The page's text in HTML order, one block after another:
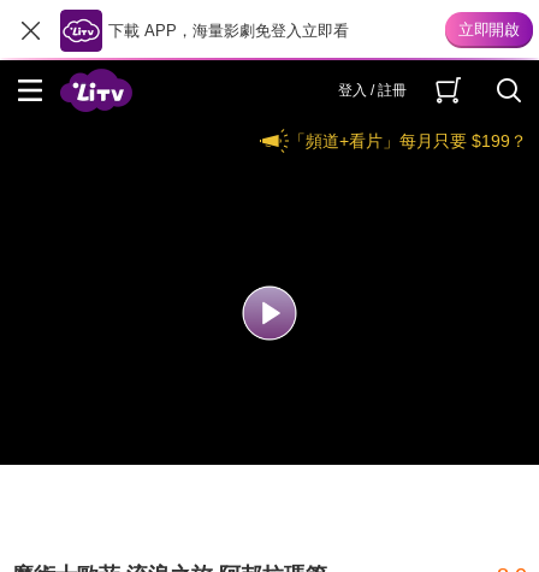
下載 APP，海量影劇免登入立即看
登入 / 註冊
「頻道+看片」每月只要 $199？